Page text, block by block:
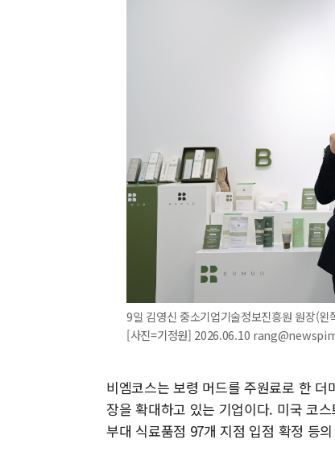
9일 김영신 중소기업기술정보진흥원 원장(
[사진=기정원] 2026.06.10
비엠코스는 보령 머드를 주원료로 한
장을 확대하고 있는 기업이다. 미국 코
부대 식료품점 97개 지점 입점 확정 등